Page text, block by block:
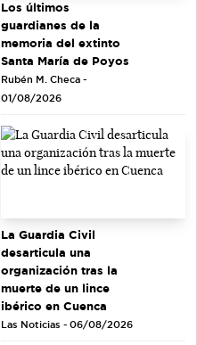
Los últimos
guardianes de la
memoria del extinto
Santa María de Poyos
Rubén M. Checa -
01/08/2026
La Guardia Civil
desarticula una
organización tras la
muerte de un lince
ibérico en Cuenca
Las Noticias - 06/08/2026